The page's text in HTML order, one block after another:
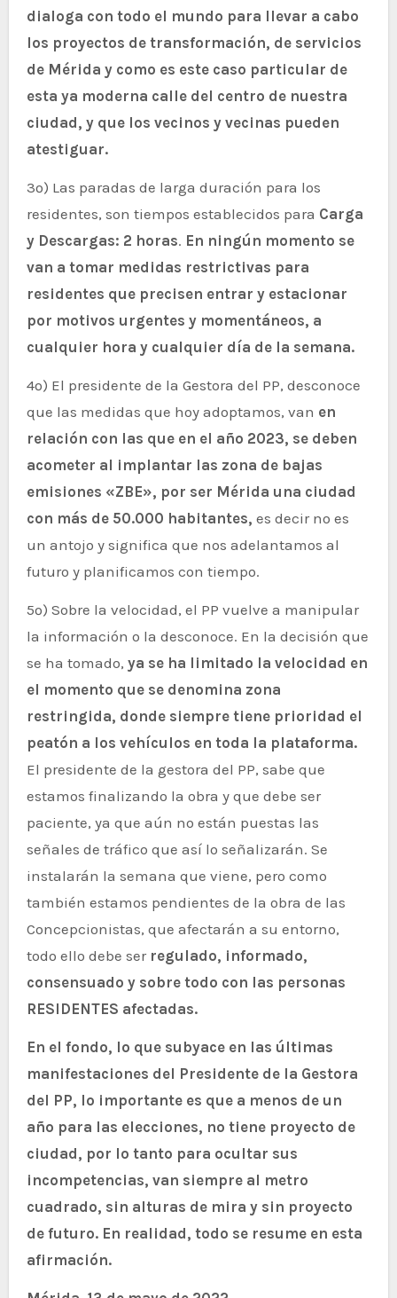
dialoga con todo el mundo para llevar a cabo
los proyectos de transformación, de servicios
de Mérida y como es este caso particular de
esta ya moderna calle del centro de nuestra
ciudad, y que los vecinos y vecinas pueden
atestiguar.
3º) Las paradas de larga duración para los
residentes, son tiempos establecidos para Carga
y Descargas: 2 horas. En ningún momento se
van a tomar medidas restrictivas para
residentes que precisen entrar y estacionar
por motivos urgentes y momentáneos, a
cualquier hora y cualquier día de la semana.
4º) El presidente de la Gestora del PP, desconoce
que las medidas que hoy adoptamos, van en
relación con las que en el año 2023, se deben
acometer al implantar las zona de bajas
emisiones «ZBE», por ser Mérida una ciudad
con más de 50.000 habitantes, es decir no es
un antojo y significa que nos adelantamos al
futuro y planificamos con tiempo.
5º) Sobre la velocidad, el PP vuelve a manipular
la información o la desconoce. En la decisión que
se ha tomado, ya se ha limitado la velocidad en
el momento que se denomina zona
restringida, donde siempre tiene prioridad el
peatón a los vehículos en toda la plataforma.
El presidente de la gestora del PP, sabe que
estamos finalizando la obra y que debe ser
paciente, ya que aún no están puestas las
señales de tráfico que así lo señalizarán. Se
instalarán la semana que viene, pero como
también estamos pendientes de la obra de las
Concepcionistas, que afectarán a su entorno,
todo ello debe ser regulado, informado,
consensuado y sobre todo con las personas
RESIDENTES afectadas.
En el fondo, lo que subyace en las últimas
manifestaciones del Presidente de la Gestora
del PP, lo importante es que a menos de un
año para las elecciones, no tiene proyecto de
ciudad, por lo tanto para ocultar sus
incompetencias, van siempre al metro
cuadrado, sin alturas de mira y sin proyecto
de futuro. En realidad, todo se resume en esta
afirmación.